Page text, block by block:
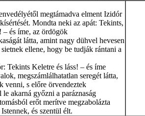
megtámadva elment Izidór
Mondta neki az apát: Tekints,
– és íme, az ördögök
látta, amint nagy dühvel hevesen
ellene, hogy be tudják rántani a
Tekints Keletre és láss! – és íme
megszámlálhatatlan seregét látta,
venni, s előre örvendeztek
le akarná győzni a paráznaság
erőt merítve megzabolázta
és szentül élt.